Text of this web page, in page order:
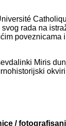
rada na
Miris
/